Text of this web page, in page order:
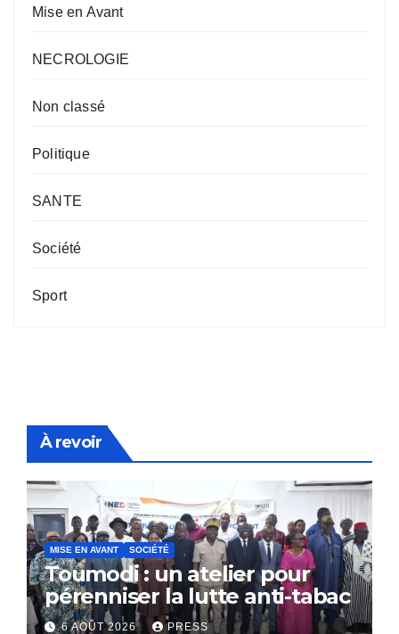
Mise en Avant
NECROLOGIE
Non classé
Politique
SANTE
Société
Sport
À revoir
MISE EN AVANT SOCIÉTÉ
Toumodi : un atelier pour
pérenniser la lutte anti-tabac
6 AOÛT 2026 PRESS